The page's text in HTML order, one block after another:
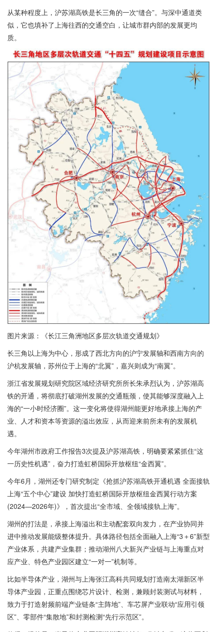
从某种程度上，沪苏湖高铁是长三角的一次“缝合”。与深中通道类
似，它也填补了上海往西的交通空白，让城市群内部的发展更均
质。
图片来源：《长江三角洲地区多层次轨道交通规划》
长三角以上海为中心，形成了西北方向的沪宁发展轴和西南方向的
沪杭发展轴，苏州位于上海的“北翼”，嘉兴则成为“南翼”。
浙江省发展规划研究院区域经济研究所所长朱承烈认为，沪苏湖高
铁的开通，将彻底打破湖州发展的交通瓶颈，使其能够深度融入上
海的“一小时经济圈”。这一变化将使得湖州能更好地承接上海的产
业、人才和资本等资源的溢出效应，从而迎来前所未有的发展机
遇。
今年湖州市政府工作报告3次提及沪苏湖高铁，明确要紧紧抓住“这
一历史性机遇”，奋力打造虹桥国际开放枢纽“金西翼”。
今年6月，湖州还专门研究制定《抢抓沪苏湖高铁开通机遇 全面接轨
上海“五个中心”建设 加快打造虹桥国际开放枢纽金西翼行动方案
(2024—2026年)》，首次提出“全市域、全领域接轨上海”。
湖州的打法是，承接上海溢出和主动配套双向发力，在产业协同并
进中推动发展能级整体提升。具体路径包括全面融入上海“3＋6”新型
产业体系，共建产业集群；推动湖州八大新兴产业链与上海重点对
应产业、特色产业园区建立“一对一”机制等。
比如半导体产业，湖州与上海张江高科共同规划打造南太湖新区半
导体产业园，正重点围绕芯片设计、检测，兼顾封装测试与材料，
致力于打造射频前端产业链条“主阵地”、车芯屏产业联动“应用引领
区”、零部件“集散地”和封测检测“先行示范区”。